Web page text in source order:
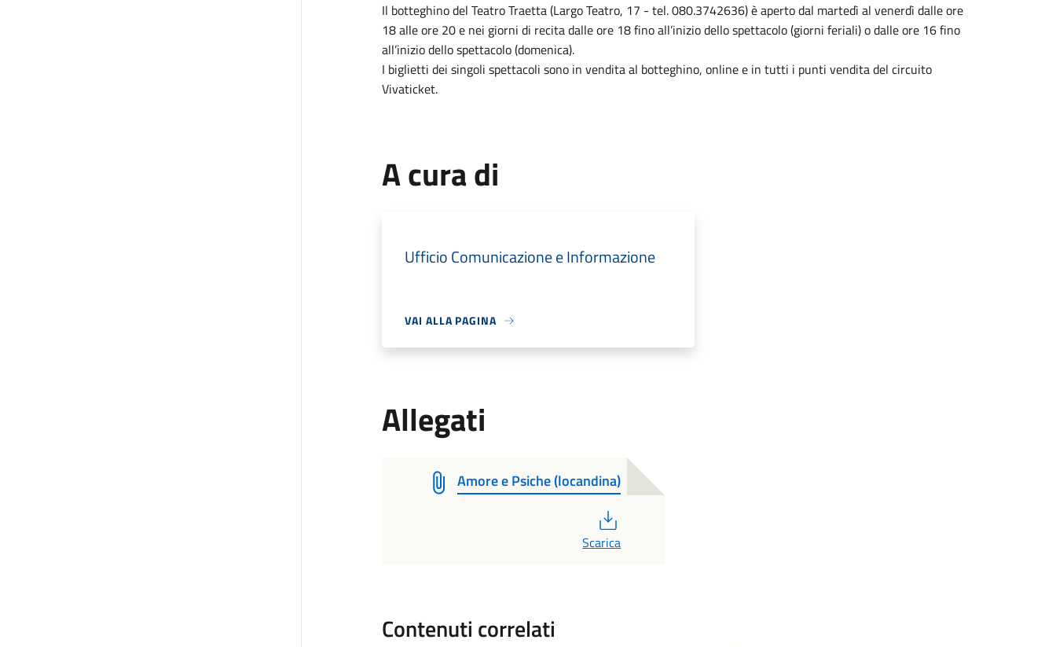
Il botteghino del Teatro Traetta (Largo Teatro, 17 - tel. 080.3742636) è aperto dal martedì al venerdì dalle ore
18 alle ore 20 e nei giorni di recita dalle ore 18 fino all’inizio dello spettacolo (giorni feriali) o dalle ore 16 fino
all’inizio dello spettacolo (domenica).
I biglietti dei singoli spettacoli sono in vendita al botteghino, online e in tutti i punti vendita del circuito
Vivaticket.
A cura di
Ufficio Comunicazione e Informazione
VAI ALLA PAGINA
Allegati
Amore e Psiche (locandina)
Scarica
Contenuti correlati